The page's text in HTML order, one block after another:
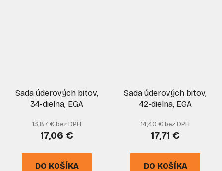
Sada úderových bitov,
34-dielna, EGA
13,87 € bez DPH
17,06 €
DO KOŠÍKA
Sada úderových bitov,
42-dielna, EGA
14,40 € bez DPH
17,71 €
DO KOŠÍKA